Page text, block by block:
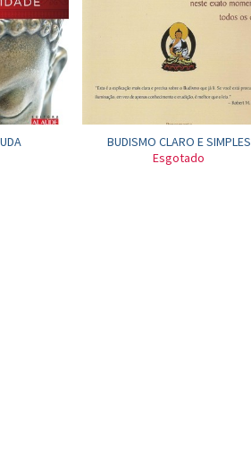
BUDISMO CLARO E SIMPLES
Esgotado